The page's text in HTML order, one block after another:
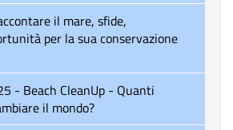
per la sua conservazione
il mondo?